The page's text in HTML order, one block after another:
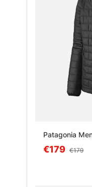
Patagonia
€179 €179